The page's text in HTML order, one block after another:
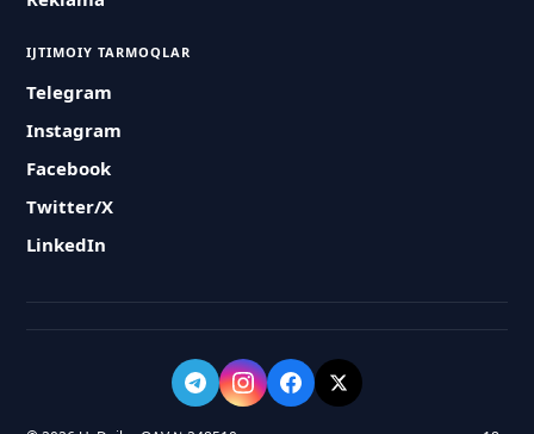
IJTIMOIY TARMOQLAR
Telegram
Instagram
Facebook
Twitter/X
LinkedIn